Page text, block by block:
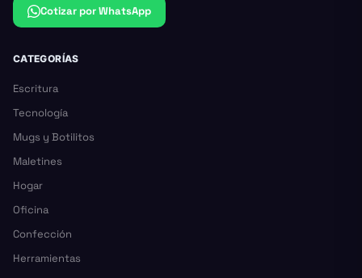
Cotizar por WhatsApp
CATEGORÍAS
Escritura
Tecnología
Mugs y Botilitos
Maletines
Hogar
Oficina
Confección
Herramientas